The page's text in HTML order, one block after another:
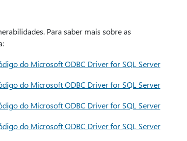
Para saber mais sobre as
do Microsoft ODBC Driver for SQL Server
do Microsoft ODBC Driver for SQL Server
do Microsoft ODBC Driver for SQL Server
do Microsoft ODBC Driver for SQL Server